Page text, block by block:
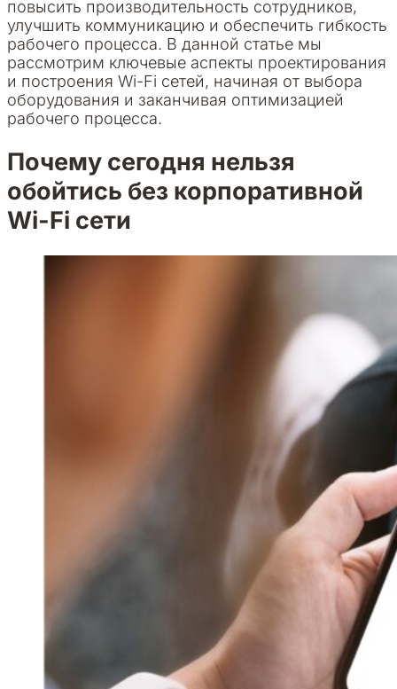
повысить производительность сотрудников,
улучшить коммуникацию и обеспечить гибкость
рабочего процесса. В данной статье мы
рассмотрим ключевые аспекты проектирования
и построения Wi-Fi сетей, начиная от выбора
оборудования и заканчивая оптимизацией
рабочего процесса.
Почему сегодня нельзя
обойтись без корпоративной
Wi-Fi сети